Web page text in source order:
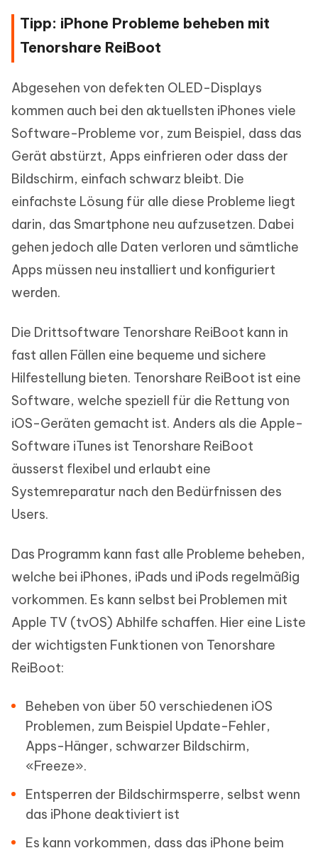
Tipp: iPhone Probleme beheben mit
Tenorshare ReiBoot
Abgesehen von defekten OLED-Displays
kommen auch bei den aktuellsten iPhones viele
Software-Probleme vor, zum Beispiel, dass das
Gerät abstürzt, Apps einfrieren oder dass der
Bildschirm, einfach schwarz bleibt. Die
einfachste Lösung für alle diese Probleme liegt
darin, das Smartphone neu aufzusetzen. Dabei
gehen jedoch alle Daten verloren und sämtliche
Apps müssen neu installiert und konfiguriert
werden.
Die Drittsoftware Tenorshare ReiBoot kann in
fast allen Fällen eine bequeme und sichere
Hilfestellung bieten. Tenorshare ReiBoot ist eine
Software, welche speziell für die Rettung von
iOS-Geräten gemacht ist. Anders als die Apple-
Software iTunes ist Tenorshare ReiBoot
äusserst flexibel und erlaubt eine
Systemreparatur nach den Bedürfnissen des
Users.
Das Programm kann fast alle Probleme beheben,
welche bei iPhones, iPads und iPods regelmäßig
vorkommen. Es kann selbst bei Problemen mit
Apple TV (tvOS) Abhilfe schaffen. Hier eine Liste
der wichtigsten Funktionen von Tenorshare
ReiBoot:
Beheben von über 50 verschiedenen iOS
Problemen, zum Beispiel Update-Fehler,
Apps-Hänger, schwarzer Bildschirm,
«Freeze».
Entsperren der Bildschirmsperre, selbst wenn
das iPhone deaktiviert ist
Es kann vorkommen, dass das iPhone beim